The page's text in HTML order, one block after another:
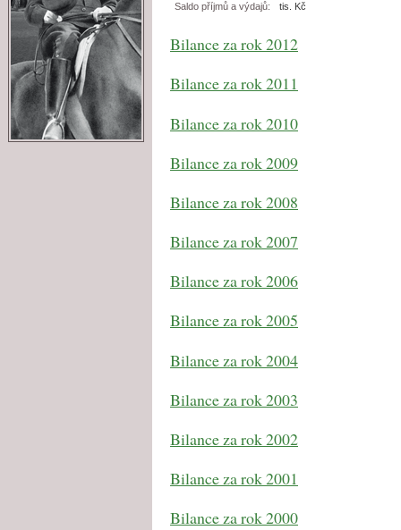
Saldo příjmů a výdajů:
tis. Kč
Bilance za rok 2012
Bilance za rok 2011
Bilance za rok 2010
Bilance za rok 2009
Bilance za rok 2008
Bilance za rok 2007
Bilance za rok 2006
Bilance za rok 2005
Bilance za rok 2004
Bilance za rok 2003
Bilance za rok 2002
Bilance za rok 2001
Bilance za rok 2000